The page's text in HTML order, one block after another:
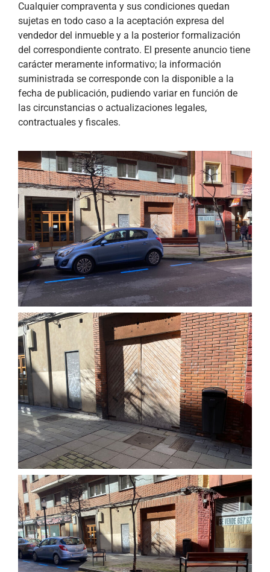
Cualquier compraventa y sus condiciones quedan
sujetas en todo caso a la aceptación expresa del
vendedor del inmueble y a la posterior formalización
del correspondiente contrato. El presente anuncio tiene
carácter meramente informativo; la información
suministrada se corresponde con la disponible a la
fecha de publicación, pudiendo variar en función de
las circunstancias o actualizaciones legales,
contractuales y fiscales.